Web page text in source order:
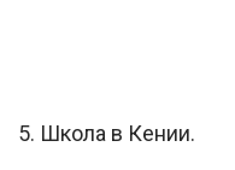
5. Школа в Кении.